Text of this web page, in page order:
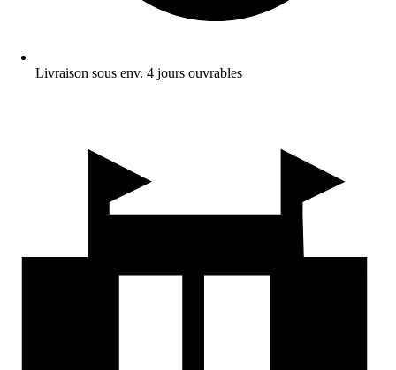
Livraison sous env. 4 jours ouvrables